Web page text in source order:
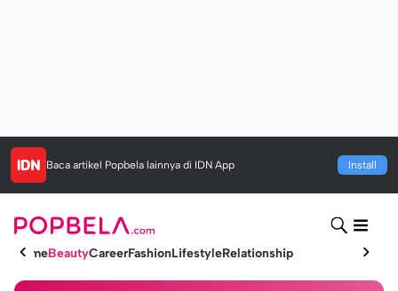
Baca artikel Popbela lainnya di IDN App Install
HomeBeautyCareerFashionLifestyleRelationship